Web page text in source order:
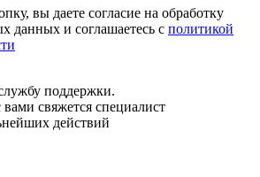
вы даете согласие на обработку
данных и соглашаетесь с политикой
поддержки.
свяжется специалист
действий